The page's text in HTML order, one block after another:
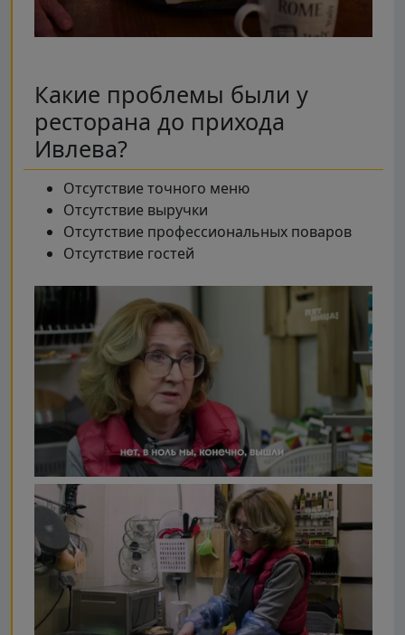
Какие проблемы были у
ресторана до прихода
Ивлева?
Отсутствие точного меню
Отсутствие выручки
Отсутствие профессиональных поваров
Отсутствие гостей